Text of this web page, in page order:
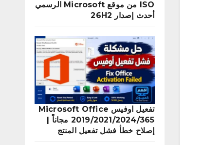
ISO من موقع Microsoft الرسمي
أحدث إصدار 26H2
تفعيل اوفيس Microsoft Office
2019/2021/2024/365 مجاناً |
إصلاح خطأ فشل تفعيل المنتج